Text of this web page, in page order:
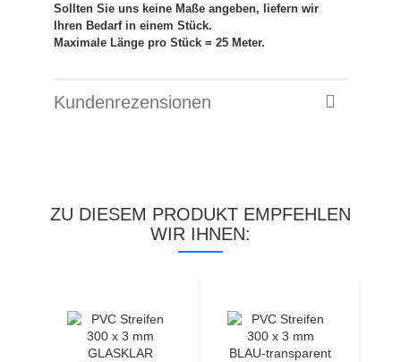
Sollten Sie uns keine Maße angeben, liefern wir
Ihren Bedarf in einem Stück.
Maximale Länge pro Stück = 25 Meter.
Kundenrezensionen
ZU DIESEM PRODUKT EMPFEHLEN
WIR IHNEN: